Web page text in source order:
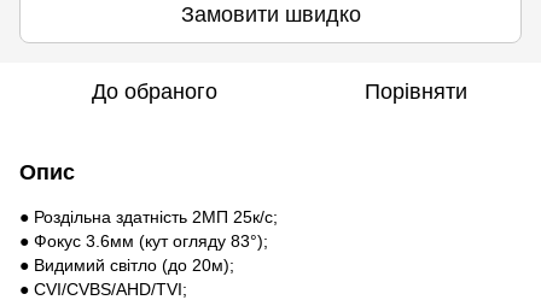
Замовити швидко
До обраного Порівняти
Опис
● Роздільна здатність 2МП 25к/с;
● Фокус 3.6мм (кут огляду 83°);
● Видимий світло (до 20м);
● CVI/CVBS/AHD/TVI;